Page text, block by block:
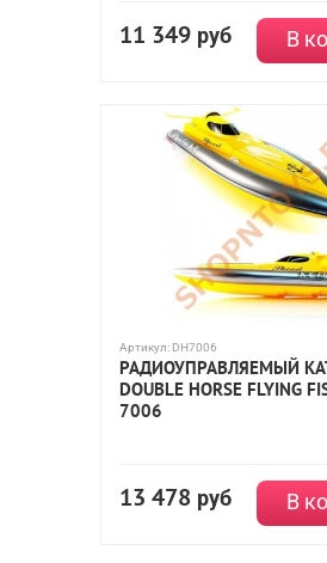
11 349 руб В
Артикул: DH7006
РАДИОУПРАВЛЯЕМЫЙ
DOUBLE HORSE FLYING
7006
13 478 руб В